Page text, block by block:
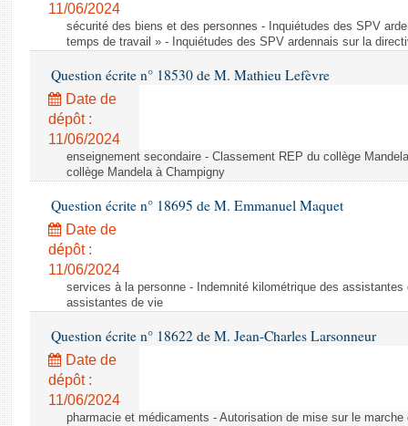
11/06/2024
sécurité des biens et des personnes - Inquiétudes des SPV
temps de travail » - Inquiétudes des SPV ardennais sur la
Question écrite n° 18530 de M. Mathieu Lefèvre
Date de
dépôt :
11/06/2024
enseignement secondaire - Classement REP du collège
collège Mandela à Champigny
Question écrite n° 18695 de M. Emmanuel Maquet
Date de
dépôt :
11/06/2024
services à la personne - Indemnité kilométrique des
assistantes de vie
Question écrite n° 18622 de M. Jean-Charles Larsonneur
Date de
dépôt :
11/06/2024
pharmacie et médicaments - Autorisation de mise sur le